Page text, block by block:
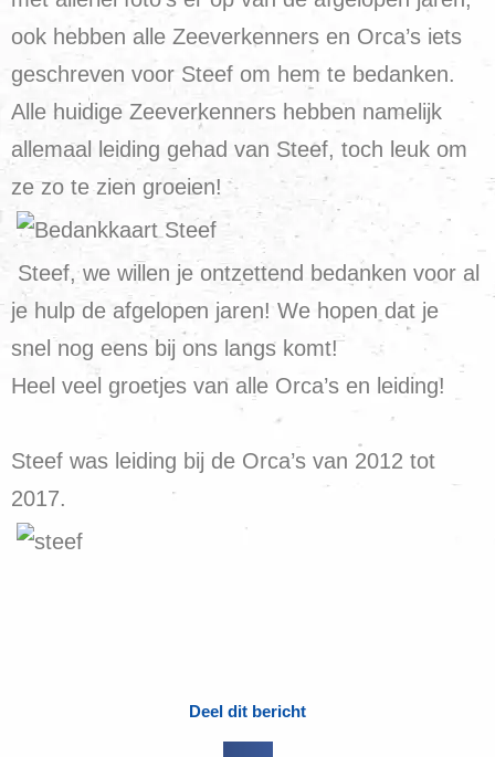
ook hebben alle Zeeverkenners en Orca’s iets
geschreven voor Steef om hem te bedanken.
Alle huidige Zeeverkenners hebben namelijk
allemaal leiding gehad van Steef, toch leuk om
ze zo te zien groeien!
Steef, we willen je ontzettend bedanken voor al
je hulp de afgelopen jaren! We hopen dat je
snel nog eens bij ons langs komt!
Heel veel groetjes van alle Orca’s en leiding!
Steef was leiding bij de Orca’s van 2012 tot
2017.
Deel dit bericht